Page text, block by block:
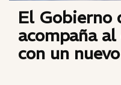
El Gobierno
acompaña
con un